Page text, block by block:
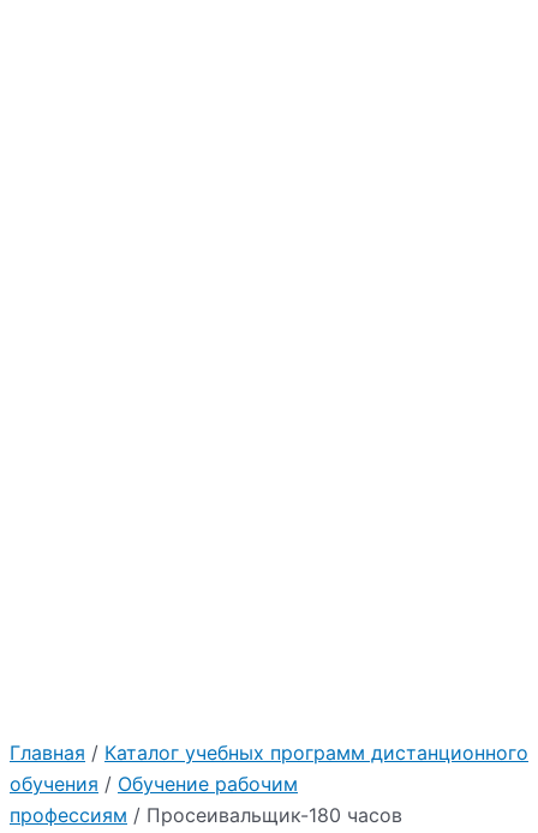
Главная / Каталог учебных программ дистанционного
обучения / Обучение рабочим
профессиям / Просеивальщик-180 часов